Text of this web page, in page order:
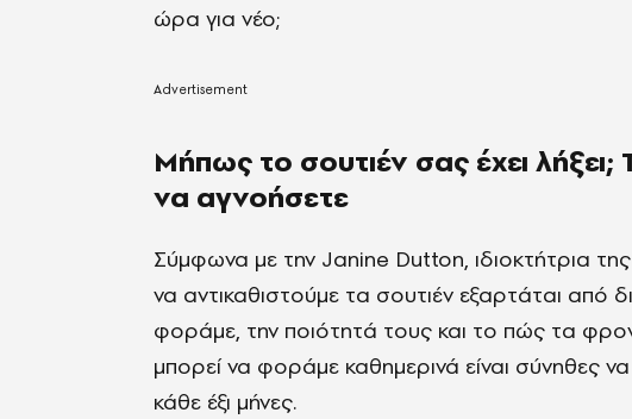
ώρα για νέο;
Μήπως το σουτιέν σας έχει
να αγνοήσετε
Σύμφωνα με την Janine Dutton, ιδιοκτήτρια
να αντικαθιστούμε τα σουτιέν εξαρτάται
φοράμε, την ποιότητά τους και το πώς τα
μπορεί να φοράμε καθημερινά είναι σύνηθες
κάθε έξι μήνες.